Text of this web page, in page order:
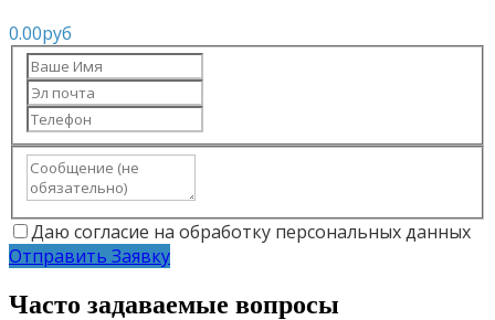
0.00руб
Даю согласие на обработку персональных данных
Отправить Заявку
Часто задаваемые вопросы